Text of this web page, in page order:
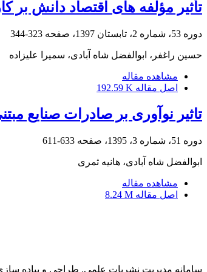
تأثیر مؤلفه های اقتصاد دانش بر
دوره 53، شماره 2، تابستان 1397، صفحه 323-344
حسین راغفر، ابوالفضل شاه آبادی، سمیرا علیزاده
مشاهده مقاله
اصل مقاله 192.59 K
تاثیر نوآوری بر صادرات صنایع
دوره 51، شماره 3، 1395، صفحه 633-611
ابوالفضل شاه آبادی، هانیه ثمری
مشاهده مقاله
اصل مقاله 8.24 M
سامانه مدیریت نشریات علمی. طراحی و پیاده